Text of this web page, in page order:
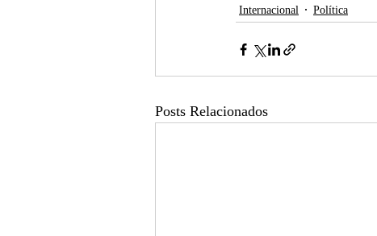
Internacional
Política
Posts Relacionados